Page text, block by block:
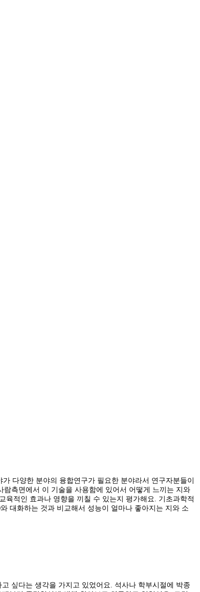
다양한 분야의 융합연구가 필요한 분야라서 연구자분들이
측면에서 이 기술을 사용함에 있어서 어떻게 느끼는 지와
적인 효과나 영향을 끼칠 수 있는지 평가해요. 기초과학적
대화하는 것과 비교해서 성능이 얼마나 좋아지는 지와 소
싶다는 생각을 가지고 있었어요. 석사나 학부시절에 박종